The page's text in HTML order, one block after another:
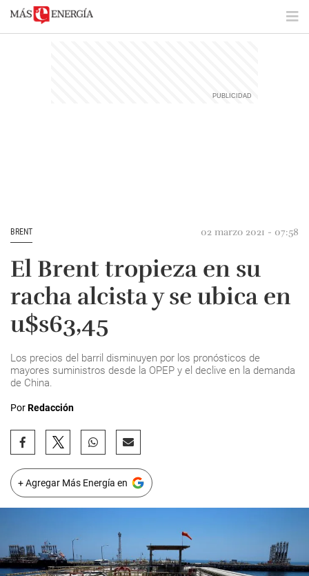
BRENT 02 marzo 2021 - 07:58
El Brent tropieza en su
racha alcista y se ubica en
u$s63,45
Los precios del barril disminuyen por los pronósticos de
mayores suministros desde la OPEP y el declive en la demanda
de China.
PorRedacción
+ Agregar Más Energía en